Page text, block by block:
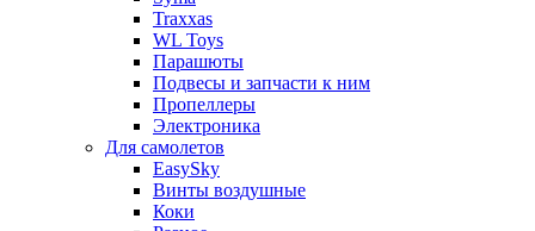
Traxxas
WL Toys
Парашюты
Подвесы и запчасти к ним
Пропеллеры
Электроника
Для самолетов
EasySky
Винты воздушные
Коки